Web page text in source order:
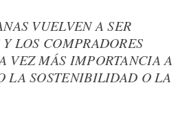
VUELVEN A SER
LOS COMPRADORES
VEZ MÁS IMPORTANCIA A
LA SOSTENIBILIDAD O LA